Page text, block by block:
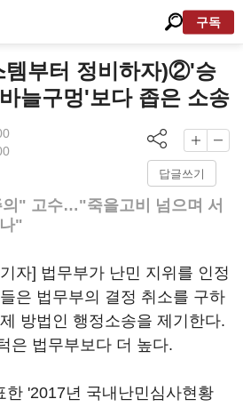
구독
템부터 정비하자)②'승
늘구멍'보다 좁은 소송
답글쓰기
" 고수…"죽을고비 넘으며 서
"
자] 법무부가 난민 지위를 인정
은 법무부의 결정 취소를 구하
방법인 행정소송을 제기한다.
은 법무부보다 더 높다.
한 '2017년 국내난민심사현황